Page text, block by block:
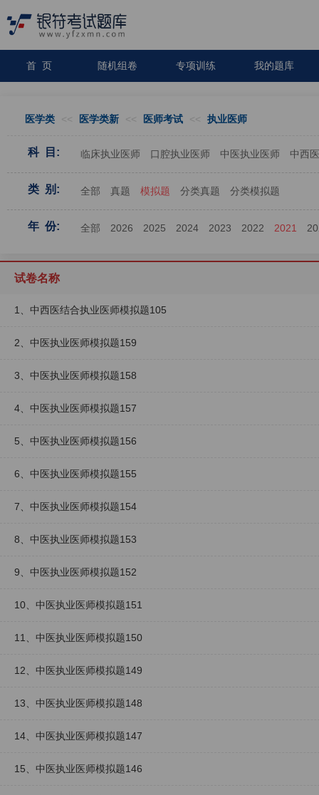
首 页 随机组卷 专项训练 我的题库
医学类 << 医学类新 << 医师考试 << 执业医师
科 目: 临床执业医师 口腔执业医师 中医执业医师 中西
类 别: 全部 真题 模拟题 分类真题 分类模拟题
年 份: 全部 2026 2025 2024 2023 2022 2021
试卷名称
1、中西医结合执业医师模拟题105
2、中医执业医师模拟题159
3、中医执业医师模拟题158
4、中医执业医师模拟题157
5、中医执业医师模拟题156
6、中医执业医师模拟题155
7、中医执业医师模拟题154
8、中医执业医师模拟题153
9、中医执业医师模拟题152
10、中医执业医师模拟题151
11、中医执业医师模拟题150
12、中医执业医师模拟题149
13、中医执业医师模拟题148
14、中医执业医师模拟题147
15、中医执业医师模拟题146